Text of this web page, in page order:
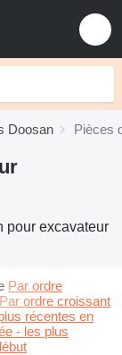
Doosan Pièces
pour excavateur
Par ordre
Par ordre croissant
récentes en
- les plus